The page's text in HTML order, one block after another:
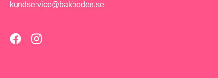
kundservice@bakboden.se